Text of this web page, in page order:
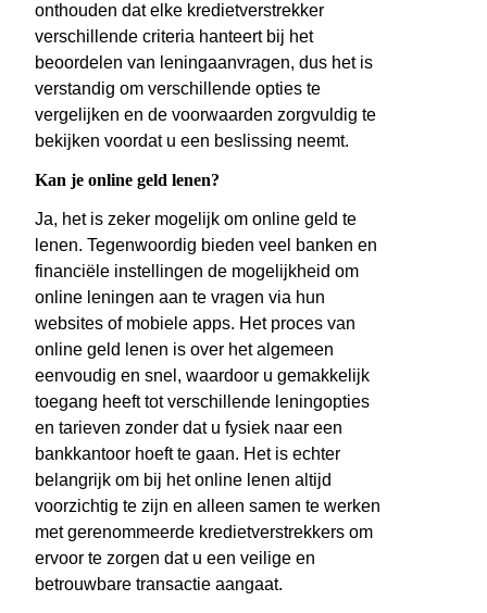
onthouden dat elke kredietverstrekker
verschillende criteria hanteert bij het
beoordelen van leningaanvragen, dus het is
verstandig om verschillende opties te
vergelijken en de voorwaarden zorgvuldig te
bekijken voordat u een beslissing neemt.
Kan je online geld lenen?
Ja, het is zeker mogelijk om online geld te
lenen. Tegenwoordig bieden veel banken en
financiële instellingen de mogelijkheid om
online leningen aan te vragen via hun
websites of mobiele apps. Het proces van
online geld lenen is over het algemeen
eenvoudig en snel, waardoor u gemakkelijk
toegang heeft tot verschillende leningopties
en tarieven zonder dat u fysiek naar een
bankkantoor hoeft te gaan. Het is echter
belangrijk om bij het online lenen altijd
voorzichtig te zijn en alleen samen te werken
met gerenommeerde kredietverstrekkers om
ervoor te zorgen dat u een veilige en
betrouwbare transactie aangaat.